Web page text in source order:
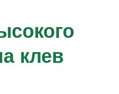
клев